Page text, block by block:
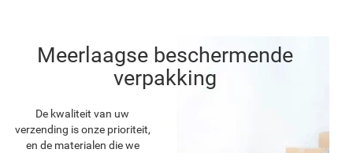
Meerlaagse beschermende
verpakking
De kwaliteit van uw
verzending is onze prioriteit,
en de materialen die we